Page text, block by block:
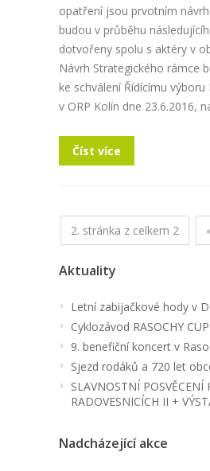
opatření jsou prvotním
budou v průběhu
dotvořeny spolu s aktéry v
Návrh Strategického rámce
ke schválení Řídícímu výboru
v ORP Kolín dne 23.6.2016,
Číst více
2. stránka z celkem 2
Aktuality
Letní zabijačkové hody v
Cyklozávod RASOCHY CUP
9. benefiční koncert v
Sjezd rodáků a 720 let
SLAVNOSTNÍ POSVĚCENÍ
RADOVESNICÍCH II +
Nadcházející akce